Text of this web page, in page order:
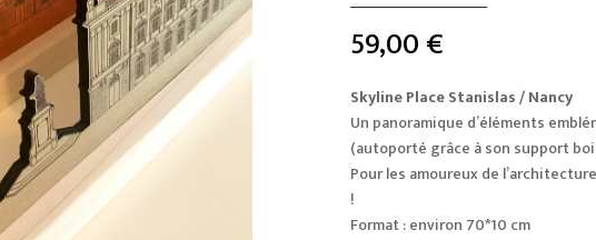
59,00€
Skyline Place Stanislas / Nancy
Un panoramique d’éléments
(autoporté grâce à son support
Pour les amoureux de
!
Format : environ 70*10 cm